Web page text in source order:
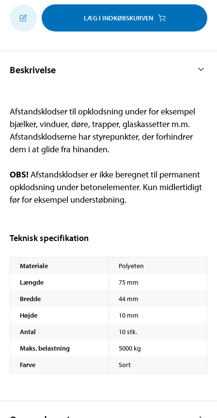
LÆG I INDKØBSKURVEN
Beskrivelse
Afstandsklodser til opklodsning under for eksempel
bjælker, vinduer, døre, trapper, glaskassetter m.m.
Afstandsklodserne har styrepunkter, der forhindrer
dem i at glide fra hinanden.
OBS! Afstandsklodser er ikke beregnet til permanent
opklodsning under betonelementer. Kun midlertidigt
før for eksempel understøbning.
Teknisk specifikation
Materiale
Polyeten
Længde
75 mm
Bredde
44 mm
Højde
10 mm
Antal
10 stk.
Maks. belastning
5000 kg
Farve
Sort